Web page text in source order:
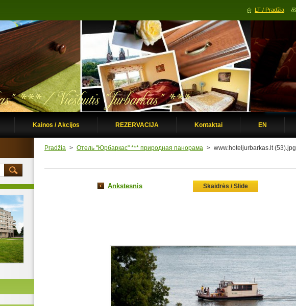
Kainos / Akcijos REZERVACIJA Kontaktai EN
Pradžia > Отель "Юрбаркас" *** природная панорама > www.hoteljurbarkas.lt (53).jpg
Ankstesnis Skaidrės / Slide
LT / Pradžia